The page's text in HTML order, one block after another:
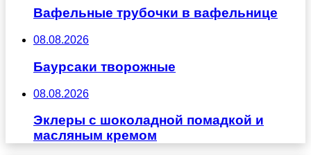
Вафельные трубочки в вафельнице
08.08.2026
Баурсаки творожные
08.08.2026
Эклеры с шоколадной помадкой и
масляным кремом